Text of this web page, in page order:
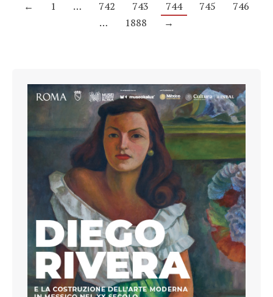
← 1 … 742 743 744 745
746
…
1888 →